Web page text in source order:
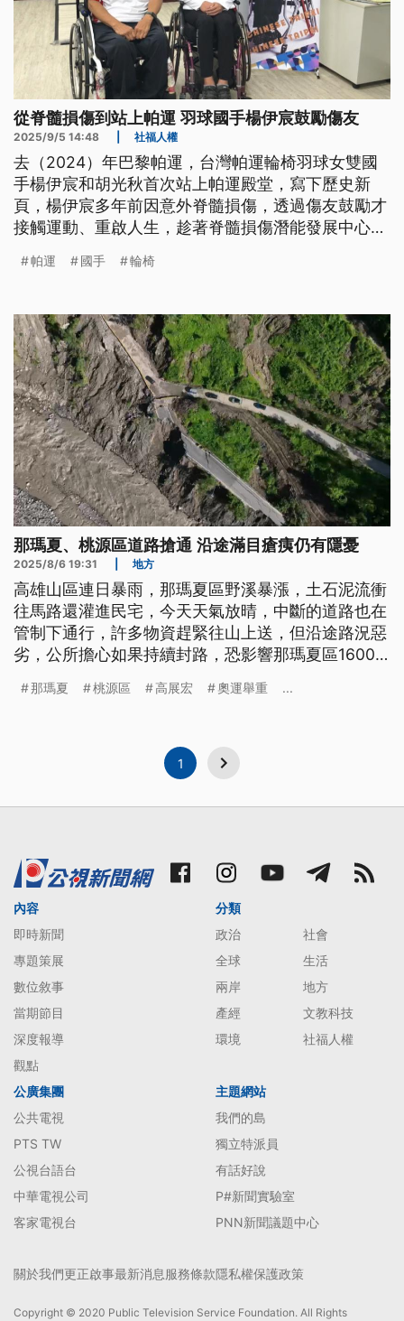
從脊髓損傷到站上帕運 羽球國手楊伊宸鼓勵傷友
2025/9/5 14:48 社福人權
去（2024）年巴黎帕運，台灣帕運輪椅羽球女雙國
手楊伊宸和胡光秋首次站上帕運殿堂，寫下歷史新
頁，楊伊宸多年前因意外脊髓損傷，透過傷友鼓勵才
接觸運動、重啟人生，趁著脊髓損傷潛能發展中心30
境。
帕運 國手 輪椅
那瑪夏、桃源區道路搶通 沿途滿目瘡痍仍有隱憂
2025/8/6 19:31 地方
高雄山區連日暴雨，那瑪夏區野溪暴漲，土石泥流衝
往馬路還灌進民宅，今天天氣放晴，中斷的道路也在
管制下通行，許多物資趕緊往山上送，但沿途路況惡
劣，公所擔心如果持續封路，恐影響那瑪夏區1600
創，土石泥流淹沒農路以及果園，讓他家今年金煌芒
那瑪夏 桃源區 高展宏 奧運舉重 ...
1
內容
即時新聞
專題策展
數位敘事
當期節目
深度報導
觀點
分類
政治
社會
全球
生活
兩岸
地方
產經
文教科技
環境
社福人權
公廣集團
公共電視
PTS TW
公視台語台
中華電視公司
客家電視台
主題網站
我們的島
獨立特派員
有話好說
P#新聞實驗室
PNN新聞議題中心
關於我們更正啟事最新消息服務條款隱私權保護政策
Copyright © 2020 Public Television Service Foundation. All Rights